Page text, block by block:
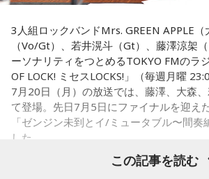
このことから、寅の日は次のようなタイ
ます。
・財布を新調する
・財布を使い始める
・銀行口座を開設する
・旅行や出張へ出発する
・新しい挑戦を始める
一方で、「戻る」という意味合いから、
3人組ロックバンドMrs. GREEN APPLE（
（Vo/Gt）、若井滉斗（Gt）、藤澤涼架
ーソナリティをつとめるTOKYO FMのラ
OF LOCK! ミセスLOCKS!」（毎週月曜
7月20日（月）の放送では、藤澤、大森
て登場。先日7月5日にファイナルを迎え
「ゼンジン未到とイ/ミュータブル〜間奏
した。
この記事を読む